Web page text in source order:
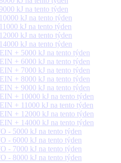
kJ na tento týden
kJ na tento týden
kJ na tento týden
kJ na tento týden
kJ na tento týden
+ 5000 kJ na tento týden
+ 6000 kJ na tento týden
+ 7000 kJ na tento týden
+ 8000 kJ na tento týden
+ 9000 kJ na tento týden
+ 10000 kJ na tento týden
+ 11000 kJ na tento týden
+ 12000 kJ na tento týden
+ 14000 kJ na tento týden
- 5000 kJ na tento týden
- 6000 kJ na tento týden
- 7000 kJ na tento týden
- 8000 kJ na tento týden